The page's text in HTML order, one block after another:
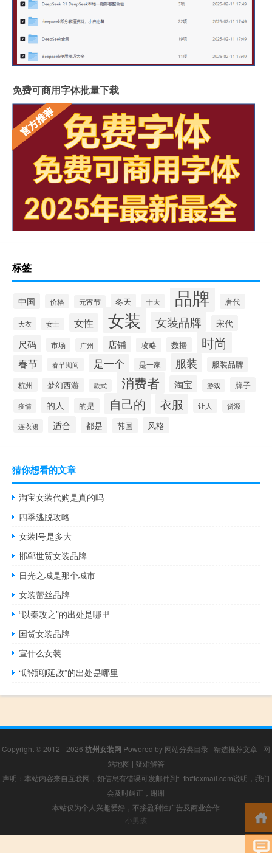
免费可商用字体批量下载
标签
中国 价格 元宵节 冬天 十大 品牌 唐代
大衣 女士 女性 女装 女装品牌 宋代
尺码 市场 广州 店铺 攻略 数据 时尚
春节 春节期间 是一个 是一家 服装 服装品牌
杭州 梦幻西游 款式 消费者 淘宝 游戏 牌子
疫情 的人 的是 自己的 衣服 让人 货源
连衣裙 适合 都是 韩国 风格
猜你想看的文章
淘宝女装代购是真的吗
四季逃脱攻略
女装l号是多大
邯郸世贸女装品牌
日光之城是那个城市
女装蕾丝品牌
“以秦攻之”的出处是哪里
国货女装品牌
宣什么女装
“鸱领聊延敌”的出处是哪里
Copyright © 2012 - 2026 杭州女装网 Powered by 网站分类目录 | 精选推荐文章 | 网
站地图 | 疑难解答
声明：本站内容来自互联网，如信息有错误可发邮件到f_fb#foxmail.com说明，我们
会及时纠正，谢谢
本站仅为个人兴趣爱好，不接盈利性广告及商业合作
小男孩